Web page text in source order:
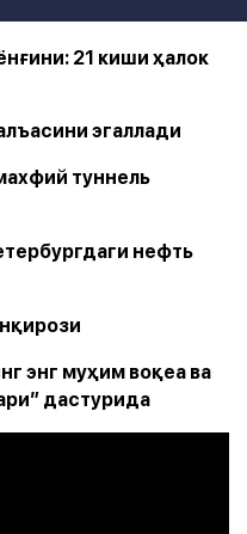
21 киши ҳалок
эгаллади
туннель
нефть
энг муҳим воқеа ва
дастурида